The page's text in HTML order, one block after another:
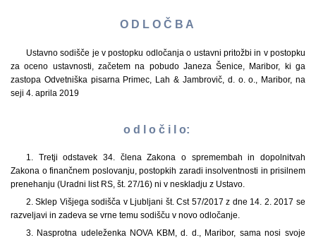
O D L O Č B A
Ustavno sodišče je v postopku odločanja o ustavni pritožbi in v postopku
za oceno ustavnosti, začetem na pobudo Janeza Šenice, Maribor, ki ga
zastopa Odvetniška pisarna Primec, Lah & Jambrovič, d. o. o., Maribor, na
seji 4. aprila 2019
o d l o č i l o:
1. Tretji odstavek 34. člena Zakona o spremembah in dopolnitvah
Zakona o finančnem poslovanju, postopkih zaradi insolventnosti in prisilnem
prenehanju (Uradni list RS, št. 27/16) ni v neskladju z Ustavo.
2. Sklep Višjega sodišča v Ljubljani št. Cst 57/2017 z dne 14. 2. 2017 se
razveljavi in zadeva se vrne temu sodišču v novo odločanje.
3. Nasprotna udeleženka NOVA KBM, d. d., Maribor, sama nosi svoje